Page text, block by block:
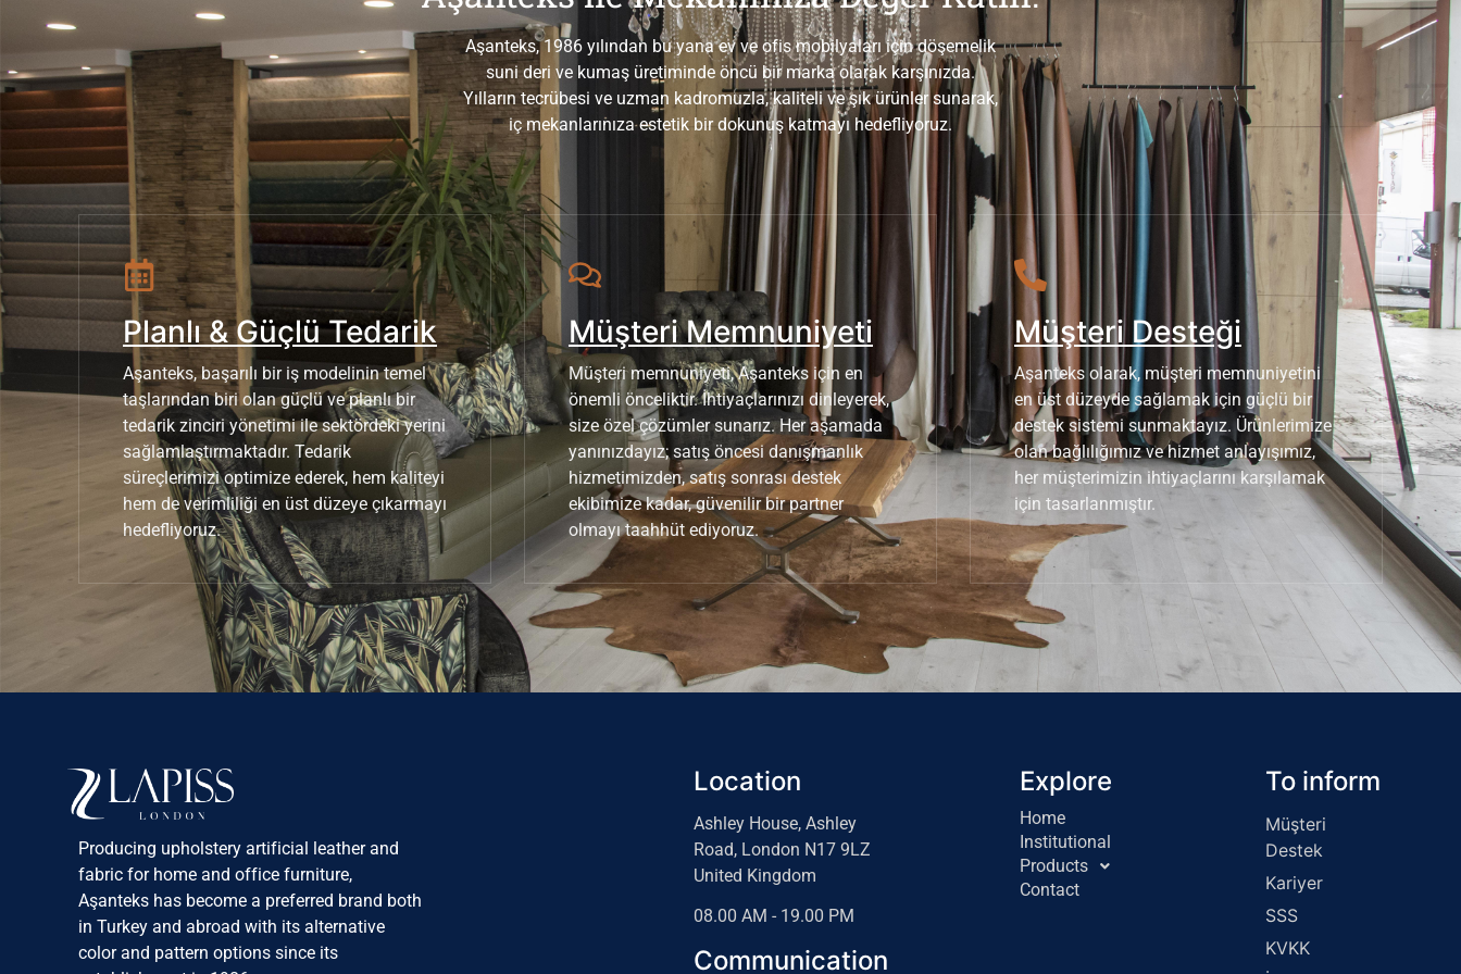
Aşanteks, 1986 yılından bu yana ev ve ofis mobilyaları için döşemelik
suni deri ve kumaş üretiminde öncü bir marka olarak karşınızda.
Yılların tecrübesi ve uzman kadromuzla, kaliteli ve şık ürünler sunarak,
iç mekanlarınıza estetik bir dokunuş katmayı hedefliyoruz.
Planlı & Güçlü Tedarik
Aşanteks, başarılı bir iş modelinin temel
taşlarından biri olan güçlü ve planlı bir
tedarik zinciri yönetimi ile sektördeki yerini
sağlamlaştırmaktadır. Tedarik
süreçlerimizi optimize ederek, hem kaliteyi
hem de verimliliği en üst düzeye çıkarmayı
hedefliyoruz.
Müşteri Memnuniyeti
Müşteri memnuniyeti, Aşanteks için en
önemli önceliktir. İhtiyaçlarınızı dinleyerek,
size özel çözümler sunarız. Her aşamada
yanınızdayız; satış öncesi danışmanlık
hizmetimizden, satış sonrası destek
ekibimize kadar, güvenilir bir partner
olmayı taahhüt ediyoruz.
Müşteri Desteği
Aşanteks olarak, müşteri memnuniyetini
en üst düzeyde sağlamak için güçlü bir
destek sistemi sunmaktayız. Ürünlerimize
olan bağlılığımız ve hizmet anlayışımız,
her müşterimizin ihtiyaçlarını karşılamak
için tasarlanmıştır.
Producing upholstery artificial leather and
fabric for home and office furniture,
Aşanteks has become a preferred brand both
in Turkey and abroad with its alternative
color and pattern options since its
Location
Ashley House, Ashley
Road, London N17 9LZ
United Kingdom
08.00 AM - 19.00 PM
Communication
Explore
Home
Institutional
Products
Contact
To inform
Müşteri
Destek
Kariyer
SSS
KVKK